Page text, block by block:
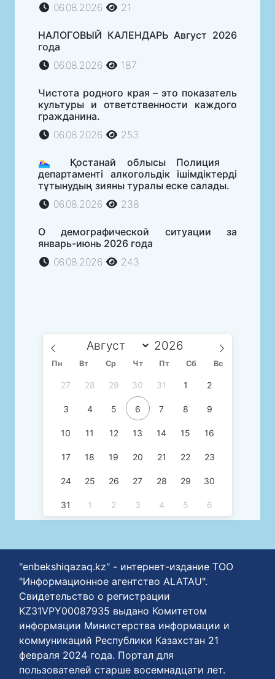
06.08.2026
21
НАЛОГОВЫЙ КАЛЕНДАРЬ Август 2026
года
06.08.2026
187
Чистота родного края – это показатель
культуры и ответственности каждого
гражданина.
06.08.2026
253
🏊‍♀️ Қостанай облысы Полиция
департаменті алкогольдік ішімдіктерді
тұтынудың зияны туралы еске салады.
06.08.2026
238
О демографической ситуации за
январь-июнь 2026 года
06.08.2026
243
Пн Вт Ср Чт Пт Сб Вс
27 28 29 30 31 1 2
3 4 5 6 7 8 9
10 11 12 13 14 15 16
17 18 19 20 21 22 23
24 25 26 27 28 29 30
31 1 2 3 4 5 6
"enbekshiqazaq.kz" - интернет-издание ТОО
"Информационное агентство ALATAU".
Свидетельство о регистрации
KZ31VPY00087935 выдано Комитетом
информации Министерства информации и
коммуникаций Республики Казахстан 21
февраля 2024 года. Портал для
пользователей старше восемнадцати лет.